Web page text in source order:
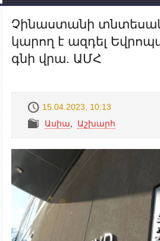
Չինաստանի
կարող է ազդել
գնի վրա. ԱՄՀ
15.04.2023, 10:13
Ասիա
Աշխարհ